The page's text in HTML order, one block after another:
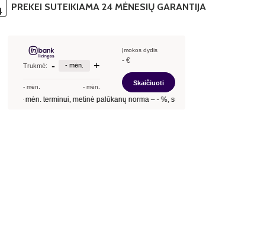
PREKEI SUTEIKIAMA 24 MĖNESIŲ GARANTIJA